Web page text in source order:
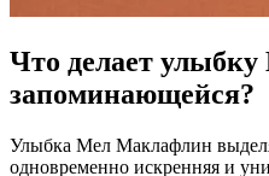
Что делает
запоминающейся?
Улыбка Мел Маклафлин
одновременно искренняя и